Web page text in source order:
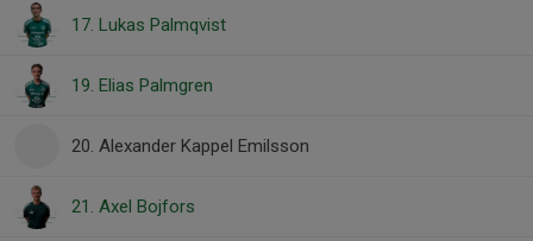
17. Lukas Palmqvist
19. Elias Palmgren
20. Alexander Kappel Emilsson
21. Axel Bojfors